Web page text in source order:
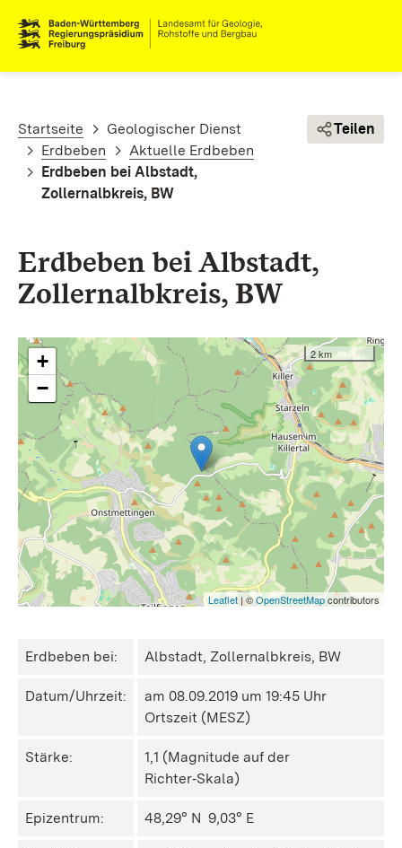
Pfadnavigation
Startseite
Geologischer Dienst
Erdbeben
Aktuelle Erdbeben
Erdbeben bei Albstadt,
Zollernalbkreis, BW
Teilen
Erdbeben bei Albstadt,
Zollernalbkreis, BW
+
−
2 km
Leaflet | ©OpenStreetMapcontributors
Erdbeben bei: Albstadt, Zollernalbkreis, BW
Datum/Uhrzeit:
am 08.09.2019 um 19:45 Uhr
Ortszeit (MESZ)
Stärke:
1,1 (Magnitude auf der
Richter‑Skala)
Epizentrum: 48,29° N ㅤ 9,03° E